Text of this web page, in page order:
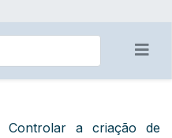
Controlar a criação de